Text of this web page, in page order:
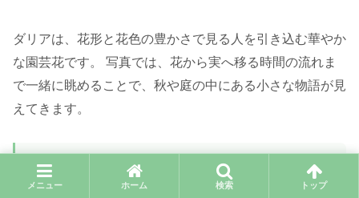
ダリアは、花形と花色の豊かさで見る人を引き込む華やか
な園芸花です。 写真では、花から実へ移る時間の流れま
で一緒に眺めることで、秋や庭の中にある小さな物語が見
えてきます。
撮影のコツを、もう少し詳しく。
花の色や光、背景のぼかし方を知ると、同じ一輪もぐ
メニュー ホーム 検索 トップ